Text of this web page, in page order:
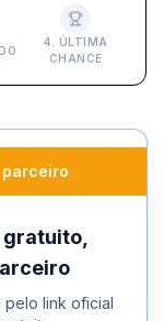
4
ÚLTIMA
CHANCE
pelo link oficial